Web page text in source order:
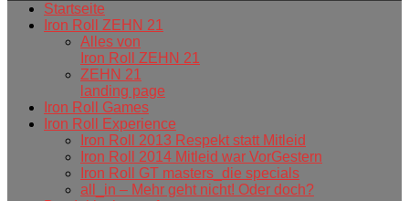
Startseite
Iron Roll ZEHN 21
Alles von
Iron Roll ZEHN 21
ZEHN 21
landing page
Iron Roll Games
Iron Roll Experience
Iron Roll 2013 Respekt statt Mitleid
Iron Roll 2014 Mitleid war VorGestern
Iron Roll GT masters_die specials
all_in – Mehr geht nicht! Oder doch?